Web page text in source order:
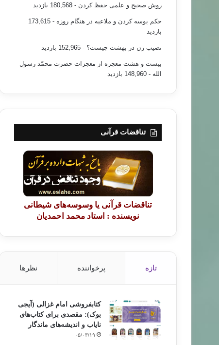
روش صحیح و علمی حفظ کردن - 180,568 بازدید
حکم بوسه کردن و ملاعبه در هنگام روزه
- 173,615
بازدید
نصیب زن در بهشت چیست؟ - 152,965 بازدید
بیست و هشت معجزه از معجزات حضرت محمّد رسول
الله - 148,960 بازدید
تناقضات قرآنی
تناقضات قرآنی یا وسوسه‌های شیطانی
نویسنده : استاد محمد احمدیان
تازه پرخواننده نظرها
کتابفروشی امام غزالی (آیجی
بوک): مقصدی برای کتاب‌های
نایاب و اندیشه‌های ماندگار
۰۵/۰۳/۱۹